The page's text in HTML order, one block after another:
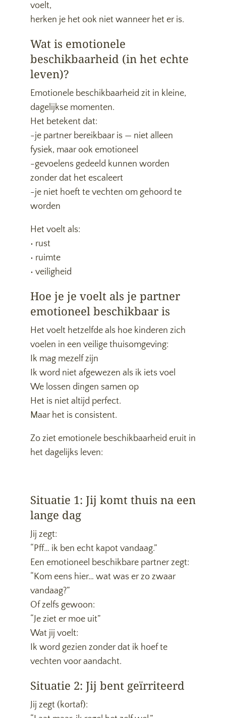
voelt,
herken je het ook niet wanneer het er is.
Wat is emotionele
beschikbaarheid (in het echte
leven)?
Emotionele beschikbaarheid zit in kleine,
dagelijkse momenten.
Het betekent dat:
-je partner bereikbaar is — niet alleen
fysiek, maar ook emotioneel
-gevoelens gedeeld kunnen worden
zonder dat het escaleert
-je niet hoeft te vechten om gehoord te
worden
Het voelt als:
• rust
• ruimte
• veiligheid
Hoe je je voelt als je partner
emotioneel beschikbaar is
Het voelt hetzelfde als hoe kinderen zich
voelen in een veilige thuisomgeving:
Ik mag mezelf zijn
Ik word niet afgewezen als ik iets voel
We lossen dingen samen op
Het is niet altijd perfect.
Maar het is consistent.
Zo ziet emotionele beschikbaarheid eruit in
het dagelijks leven:
Situatie 1: Jij komt thuis na een
lange dag
Jij zegt:
“Pff… ik ben echt kapot vandaag.”
Een emotioneel beschikbare partner zegt:
“Kom eens hier… wat was er zo zwaar
vandaag?”
Of zelfs gewoon:
“Je ziet er moe uit”
Wat jij voelt:
Ik word gezien zonder dat ik hoef te
vechten voor aandacht.
Situatie 2: Jij bent geïrriteerd
Jij zegt (kortaf):